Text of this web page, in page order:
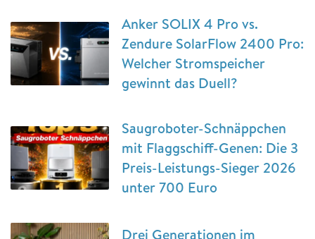
Anker SOLIX 4 Pro vs.
Zendure SolarFlow 2400 Pro:
Welcher Stromspeicher
gewinnt das Duell?
Saugroboter-Schnäppchen
mit Flaggschiff-Genen: Die 3
Preis-Leistungs-Sieger 2026
unter 700 Euro
Drei Generationen im